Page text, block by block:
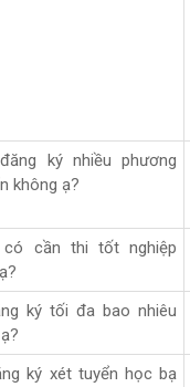
ký nhiều phương
không ạ?
cần thi tốt nghiệp
ký tối đa bao nhiêu
ký xét tuyển học bạ